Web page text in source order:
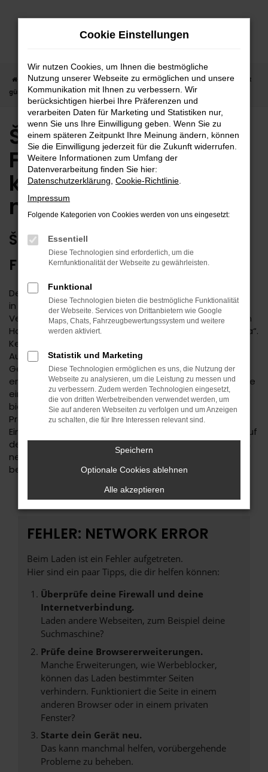
Zum
Startseite Freudenstadt Škoda
Škoda Octavia in Freudenstadt
günstig kaufen | Lieferservice nach Freudenstadt
Škoda Octavia in
Freudenstadt günstig
kaufen | Lieferservice
nach Freudenstadt
ŠKODA OCTAVIA – ERSTKLASSIG
FÜR FREUDENSTADT GEEIGNET
Der Škoda Octavia ist eine kluge Wahl für Ihre Mobilität
in Freudenstadt. Bei diesem Fahrzeug gehen
Vernunftsargumente und emotionale Aspekte Hand in
Hand und geben beide den Ausschlag für ein klares „Ja“.
Kennzeichnend für den Škoda Octavia ist die
Ausstattung. Unabhängig davon, ob Sie sich für einen
Gebrauchtwagen und damit für ein älteres Baujahr
entscheiden oder einen Neuwagen wählen erhalten Sie
ein rundum tadelloses Modell. Wir vom Autohaus Daub
bieten Ihnen den Škoda Octavia zu einem exzellenten
Preis und ermöglichen zudem immer wieder das
Einsteigen in Sondermodelle. Wenn Sie Ihre Mobilität auf
den Straßen von Freudenstadt und Umgebung auf ein
neues Level heben möchten, ist der Škoda Octavia
bestens geeignet.
FEHLER: NETWORK ERROR
Beim Laden ist ein Fehler aufgetreten.
Hier sind ein paar Tipps, die dir helfen können:
Überprüfe deine Firewall und deine
Internetverbindung.
Laden andere Webseiten, zum Beispiel deine
Suchmaschine?
Prüfe deine Browsererweiterungen.
Manche Erweiterungen, wie Werbeblocker,
können das Laden bestimmter Seiten
verhindern. Funktioniert die Seite in einem
anderen Browser oder in einem privaten
Fenster?
Starte dein Gerät neu.
Das kann manchmal helfen, vorübergehende
Probleme zu beheben.
Cookie Einstellungen
Wir nutzen Cookies, um Ihnen die bestmögliche
Nutzung unserer Webseite zu ermöglichen und unsere
Kommunikation mit Ihnen zu verbessern. Wir
berücksichtigen hierbei Ihre Präferenzen und
verarbeiten Daten für Marketing und Statistiken nur,
wenn Sie uns Ihre Einwilligung geben. Wenn Sie zu
einem späteren Zeitpunkt Ihre Meinung ändern, können
Sie die Einwilligung jederzeit für die Zukunft widerrufen.
Weitere Informationen zum Umfang der
Datenverarbeitung finden Sie hier:
Datenschutzerklärung Cookie-Richtlinie
Impressum
Folgende Kategorien von Cookies werden von uns eingesetzt:
Essentiell
Diese Technologien sind erforderlich, um die
Kernfunktionalität der Webseite zu gewährleisten.
Funktional
Diese Technologien bieten die bestmögliche Funktionalität
der Webseite. Services von Drittanbietern wie Google
Maps, Chats, Fahrzeugbewertungssystem und weitere
werden aktiviert.
Statistik und Marketing
Diese Technologien ermöglichen es uns, die Nutzung der
Webseite zu analysieren, um die Leistung zu messen und
zu verbessern. Zudem werden Technologien eingesetzt,
die von dritten Werbetreibenden verwendet werden, um
Sie auf anderen Webseiten zu verfolgen und um Anzeigen
zu schalten, die für Ihre Interessen relevant sind.
Speichern
Optionale Cookies ablehnen
Alle akzeptieren